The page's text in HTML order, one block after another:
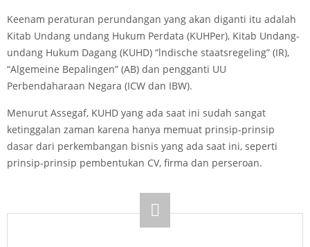
Keenam peraturan perundangan yang akan diganti itu adalah
Kitab Undang­ undang Hukum Perdata (KUHPer), Kitab Undang-
undang Hukum Dagang (KUHD) “lndische staatsregeling” (IR),
“Algemeine Bepalingen” (AB) dan pengganti UU
Perbendaharaan Negara (ICW dan IBW).
Menurut Assegaf, KUHD yang ada saat ini sudah sangat
ketinggalan zaman karena hanya memuat prinsip-prinsip
dasar dari perkembangan bisnis yang ada saat ini, seperti
prinsip-prinsip pembentukan CV, firma dan perseroan.